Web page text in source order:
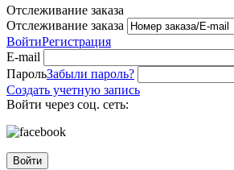
Отслеживание заказа
Отслеживание заказа
ВойтиРегистрация
E-mail
ПарольЗабыли пароль?
Создать учетную запись
Войти через соц. сеть:
Войти